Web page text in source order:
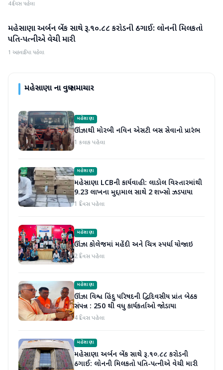
4 દિવસ પહેલા
મહેસાણા
મહેસાણા અર્બન બેંક સાથે રૂ.૧૦.૮૮ કરોડની ઠગાઈ: લોનની મિલકતો
પતિ-પત્નીએ વેચી મારી
1 અઠવાડિયા પહેલા
મહેસાણાના વધુ સમાચાર
મહેસાણા
ઊંઝાથી મોરબી નવિન એસટી બસ સેવાનો પ્રારંભ
1 કલાક પહેલા
મહેસાણા
મહેસાણા LCBની કાર્યવાહી: લાડોલ વિસ્તારમાંથી
9.23 લાખના મુદ્દામાલ સાથે 2 શખ્સો ઝડપાયા
1 દિવસ પહેલા
મહેસાણા
ઊંઝા કોલેજમાં મહેંદી અને ચિત્ર સ્પર્ધા યોજાઇ
2 દિવસ પહેલા
મહેસાણા
ઊંઝા વિશ્વ હિંદુ પરિષદની દ્વિદિવસીય પ્રાંત બેઠક
સંપન્ન : 250 થી વધુ કાર્યકર્તાઓ જોડાયા
4 દિવસ પહેલા
મહેસાણા
મહેસાણા અર્બન બેંક સાથે રૂ.૧૦.૮૮ કરોડની
ઠગાઈ: લોનની મિલકતો પતિ-પત્નીએ વેચી મારી